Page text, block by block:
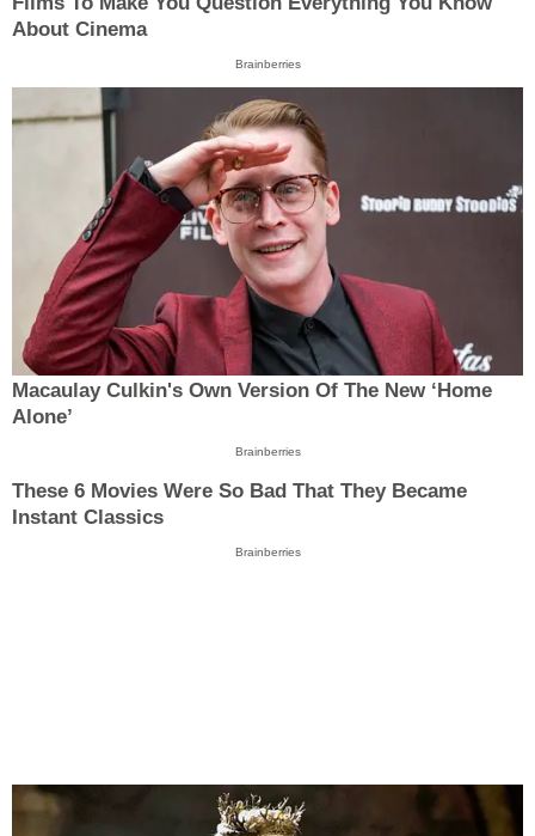
About Cinema
Brainberries
Macaulay Culkin's Own Version Of The New ‘Home
Alone’
Brainberries
These 6 Movies Were So Bad That They Became
Instant Classics
Brainberries